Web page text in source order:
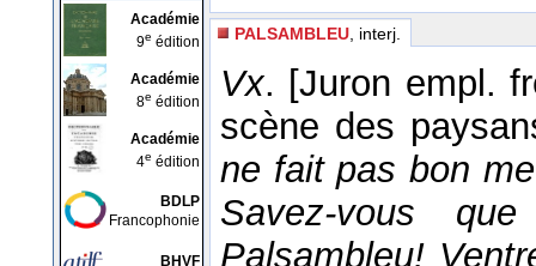
Académie
9e édition
Académie
8e édition
Académie
4e édition
BDLP
Francophonie
BHVF
PALSAMBLEU , interj.
Vx. [Juron empl.
scène des
ne fait pas bon
Savez-vous
Palsambleu!